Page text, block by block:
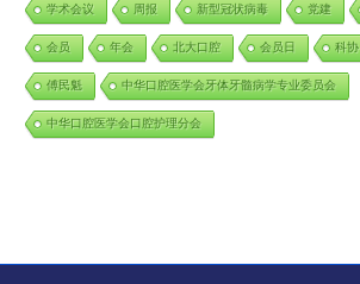
学术会议 周报 新型冠状病毒 党建
会员 年会 北大口腔 会员日 科协
傅民魁 中华口腔医学会牙体牙髓病学专业委员会
中华口腔医学会口腔护理分会